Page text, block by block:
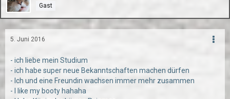
Gast
5. Juni 2016
- ich liebe mein Studium
- ich habe super neue Bekanntschaften machen dürfen
- Ich und eine Freundin wachsen immer mehr zusammen
- I like my booty hahaha